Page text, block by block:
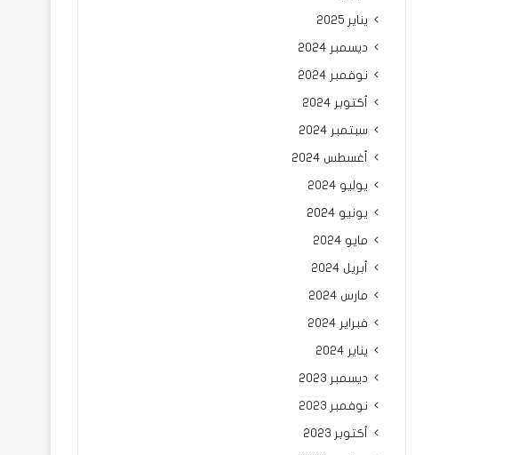
يناير 2025
ديسمبر 2024
نوفمبر 2024
أكتوبر 2024
سبتمبر 2024
أغسطس 2024
يوليو 2024
يونيو 2024
مايو 2024
أبريل 2024
مارس 2024
فبراير 2024
يناير 2024
ديسمبر 2023
نوفمبر 2023
أكتوبر 2023